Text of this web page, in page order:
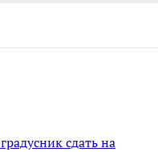
сдать на